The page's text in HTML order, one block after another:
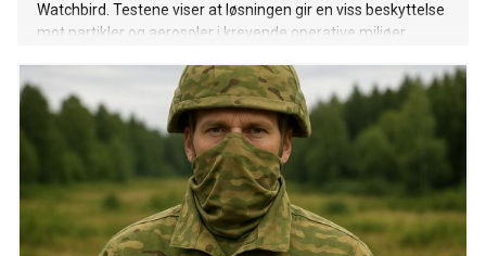
Watchbird. Testene viser at løsningen gir en viss beskyttelse
mot partikler og aerosoler i krevende operative miljøer,